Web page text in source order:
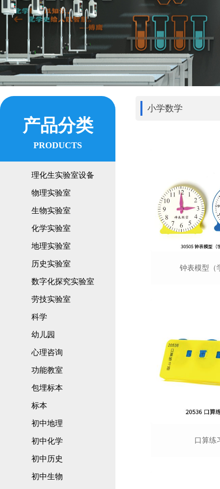
产品分类
PRODUCTS
理化生实验室设备
物理实验室
生物实验室
化学实验室
地理实验室
历史实验室
数字化探究实验室
劳技实验室
科学
幼儿园
心理咨询
功能教室
包埋标本
标本
初中地理
初中化学
初中历史
初中生物
小学数学
钟表模型（
口算练